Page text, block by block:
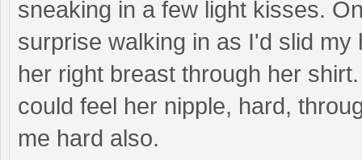
sneaking in a few light kisses.
surprise walking in as I'd slid
her right breast through her
could feel her nipple, hard,
me hard also.